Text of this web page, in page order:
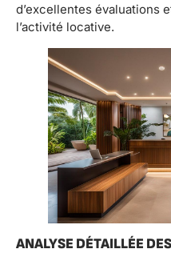
d’excellentes évaluations
l’activité locative.
ANALYSE DÉTAILLÉE